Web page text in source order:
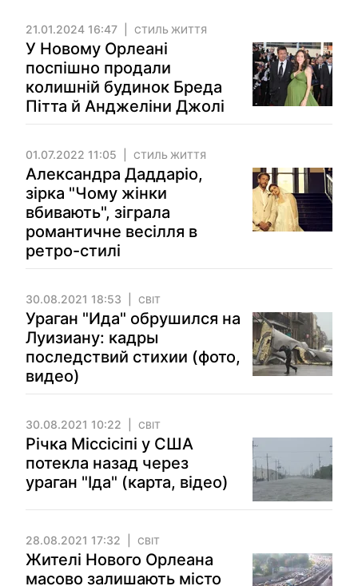
21.01.2024 16:47 СТИЛЬ ЖИТТЯ
У Новому Орлеані
поспішно продали
колишній будинок Бреда
Пітта й Анджеліни Джолі
01.07.2022 11:05 СТИЛЬ ЖИТТЯ
Александра Даддаріо,
зірка "Чому жінки
вбивають", зіграла
романтичне весілля в
ретро-стилі
30.08.2021 18:53 СВІТ
Ураган "Ида" обрушился на
Луизиану: кадры
последствий стихии (фото,
видео)
30.08.2021 10:22 СВІТ
Річка Міссісіпі у США
потекла назад через
ураган "Іда" (карта, відео)
28.08.2021 17:32 СВІТ
Жителі Нового Орлеана
масово залишають місто